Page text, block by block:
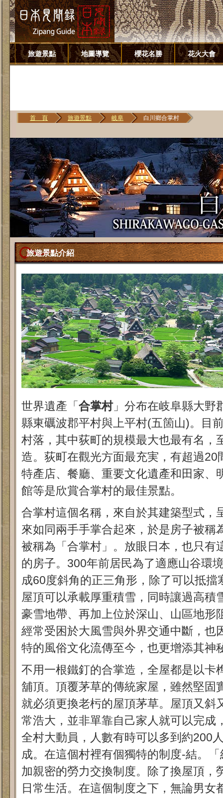
旅遊景點 地圖導覽 櫻花名勝 花火大會
首 頁 旅遊景點 岐阜 白川鄉合掌村
旅遊景點介紹
世界遺產「合掌村」分布在岐阜縣大野
縣東礪波郡平村與上平村(五箇山)。目
村落，其中荻町的規模最大也最有名，
造。荻町在觀光方面最充実，有超過20
特產店、餐廳、重要文化遺產和田家、
館等是欣賞合掌村的最佳景點。
合掌村這個名稱，來自於其建築型式，
來如同兩手手掌合起來，於是房子被稱
被稱為「合掌村」。放眼日本，也只有
的房子。300年前居民為了適應山谷環
成60度斜角的正三角形，除了可以抵擋
屋頂可以承載厚重積雪，同時讓過高積
豪雪地帶、再加上位於深山、山區地形
經常受困於大風雪與外界交通中斷，也
特的風俗文化流傳至今，也更增添其神
不用一根鐵釘的合掌造，全屋都是以卡
舖頂。頂覆茅草的傳統家屋，雖然堅固
就必須更換老杇的屋頂茅草。屋頂又斜
常浩大，並非單靠自己家人就可以完成
全村大動員，人數有時可以多到約200
成。在這個村裡有個獨特的制度-結。
加親密的勞力交換制度。除了換屋頂，
日常生活。在這個制度之下，無論男女